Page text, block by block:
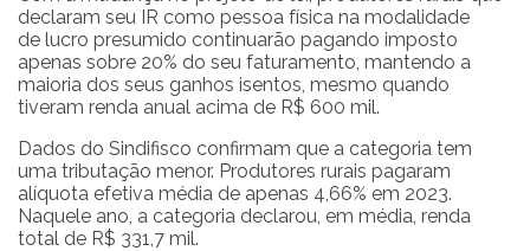
declaram seu IR como pessoa física na modalidade
de lucro presumido continuarão pagando imposto
apenas sobre 20% do seu faturamento, mantendo a
maioria dos seus ganhos isentos, mesmo quando
tiveram renda anual acima de R$ 600 mil.
Dados do Sindifisco confirmam que a categoria tem
uma tributação menor. Produtores rurais pagaram
alíquota efetiva média de apenas 4,66% em 2023.
Naquele ano, a categoria declarou, em média, renda
total de R$ 331,7 mil.